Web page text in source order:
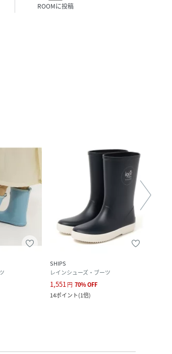
ROOMに投稿
SHIPS
レインシューズ・ブーツ
1,551 円 70%OFF
14ポイント(1倍)